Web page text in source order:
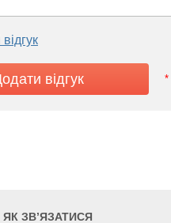
*
ЯК ЗВ’ЯЗАТИСЯ